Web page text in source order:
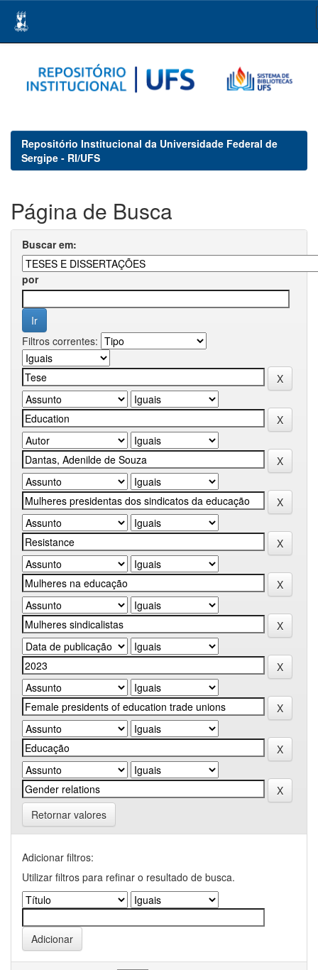
navigation
Repositório Institucional da Universidade Federal de
Sergipe - RI/UFS
Página de Busca
Buscar em:
por
Filtros correntes:
Retornar valores
Adicionar filtros:
Utilizar filtros para refinar o resultado de busca.